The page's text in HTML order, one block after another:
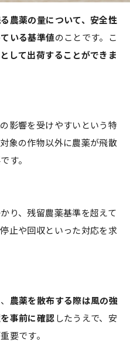
農薬の量について、安全性
いる基準値のことです。こ
して出荷することができま
影響を受けやすいという特
象の作物以外に農薬が飛散
す。
り、残留農薬基準を超えて
止や回収といった対応を求
農薬を散布する際は風の強
事前に確認したうえで、安
要です。